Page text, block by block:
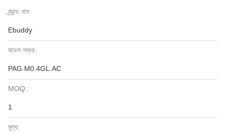
ব্র্যান্ড নাম:
Ebuddy
মডেল নম্বর:
PAG.M0.4GL.AC
MOQ.:
1
মূল্য: